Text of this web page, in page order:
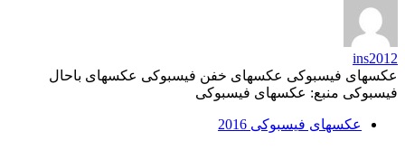
ins2012
عکسهای فیسبوکی عکسهای خفن فیسبوکی عکسهای باحال
فیسبوکی منبع: عکسهای فیسبوکی
عکسهای فیسبوکی 2016